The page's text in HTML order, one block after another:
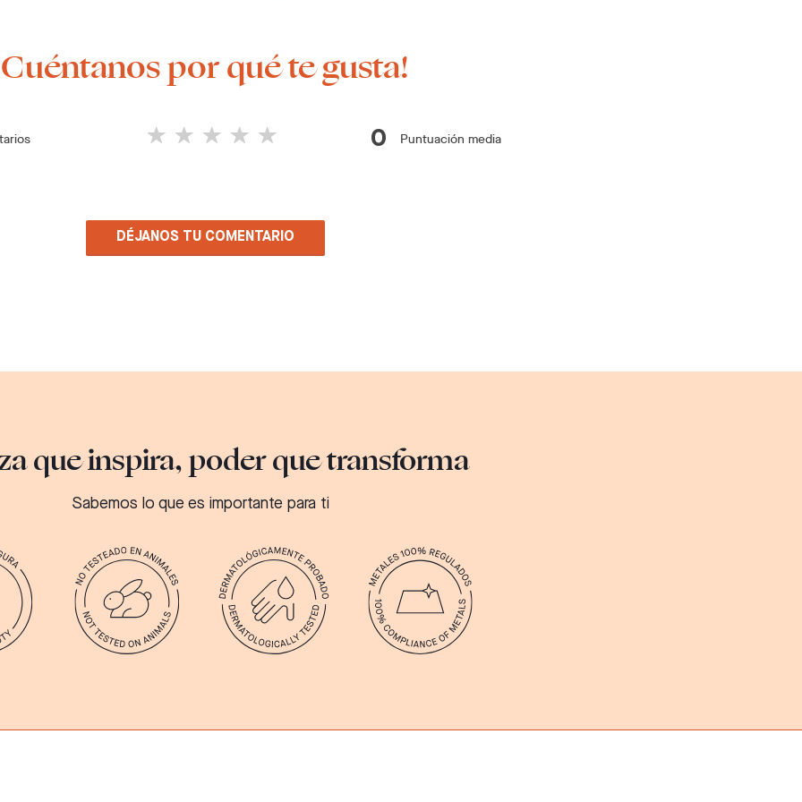
por qué te gusta!
0 Puntuación media
DÉJANOS TU COMENTARIO
que inspira, poder que transforma
Sabemos lo que es importante para ti